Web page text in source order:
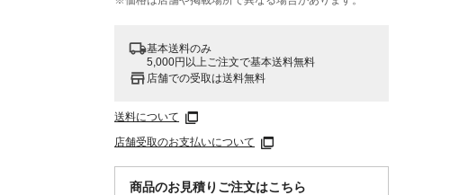
基本送料のみ
5,000円以上ご注文で基本送料無料
店舗での受取は送料無料
送料について
店舗受取のお支払いについて
商品のお見積りご注文はこちら